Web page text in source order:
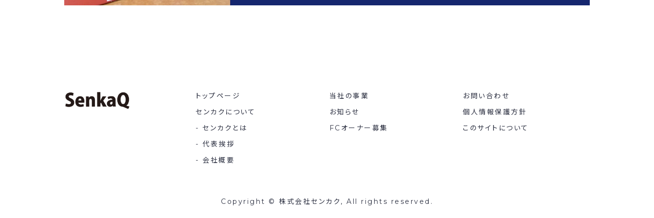
トップページ
センカクについて
センカクとは
代表挨拶
会社概要
当社の事業
お知らせ
FCオーナー募集
お問い合わせ
個人情報保護方針
このサイトについて
Copyright © 株式会社センカク, All rights reserved.